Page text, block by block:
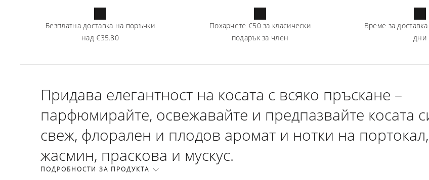
Безплатна доставка на поръчки
над €35.80
Похарчете €50 за класически
подарък за член
Време за доставка
дни
Придава елегантност на косата с всяко пръскане –
парфюмирайте, освежавайте и предпазвайте косата
свеж, флорален и плодов аромат и нотки на портокал,
жасмин, праскова и мускус.
ПОДРОБНОСТИ ЗА ПРОДУКТА